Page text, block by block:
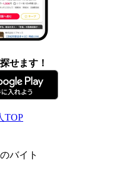
せます！
TOP
バイト